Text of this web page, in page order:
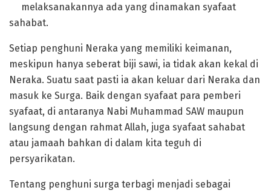
melaksanakannya ada yang dinamakan syafaat
sahabat.
Setiap penghuni Neraka yang memiliki keimanan,
meskipun hanya seberat biji sawi, ia tidak akan kekal di
Neraka. Suatu saat pasti ia akan keluar dari Neraka dan
masuk ke Surga. Baik dengan syafaat para pemberi
syafaat, di antaranya Nabi Muhammad SAW maupun
langsung dengan rahmat Allah, juga syafaat sahabat
atau jamaah bahkan di dalam kita teguh di
persyarikatan.
Tentang penghuni surga terbagi menjadi sebagai